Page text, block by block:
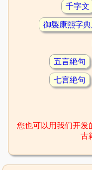
千字文
御製康熙字
五言絶句
七言絶句
您也可以用我们开发
古